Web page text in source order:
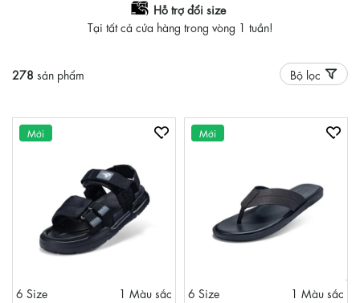
Hỗ trợ đổi size
Tại tất cả cửa hàng trong vòng 1 tuần!
278 sản phẩm Bộ lọc
Mới
6 Size
1 Màu sắc
Mới
6 Size
1 Màu sắc